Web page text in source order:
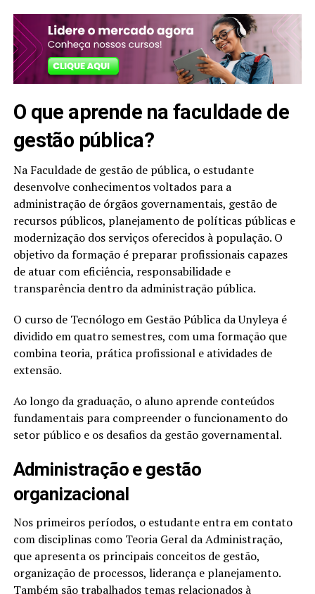
O que aprende na faculdade de
gestão pública?
Na Faculdade de gestão de pública, o estudante
desenvolve conhecimentos voltados para a
administração de órgãos governamentais, gestão de
recursos públicos, planejamento de políticas públicas e
modernização dos serviços oferecidos à população. O
objetivo da formação é preparar profissionais capazes
de atuar com eficiência, responsabilidade e
transparência dentro da administração pública.
O curso de Tecnólogo em Gestão Pública da Unyleya é
dividido em quatro semestres, com uma formação que
combina teoria, prática profissional e atividades de
extensão.
Ao longo da graduação, o aluno aprende conteúdos
fundamentais para compreender o funcionamento do
setor público e os desafios da gestão governamental.
Administração e gestão
organizacional
Nos primeiros períodos, o estudante entra em contato
com disciplinas como Teoria Geral da Administração,
que apresenta os principais conceitos de gestão,
organização de processos, liderança e planejamento.
Também são trabalhados temas relacionados à